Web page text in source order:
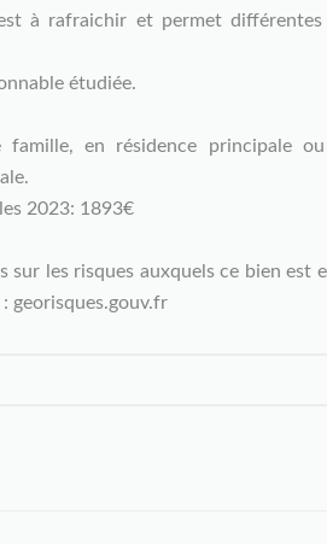
à rafraichir et permet
étudiée.
famille, en résidence principale
2023: 1893€
sur les risques auxquels ce bien est
georisques.gouv.fr